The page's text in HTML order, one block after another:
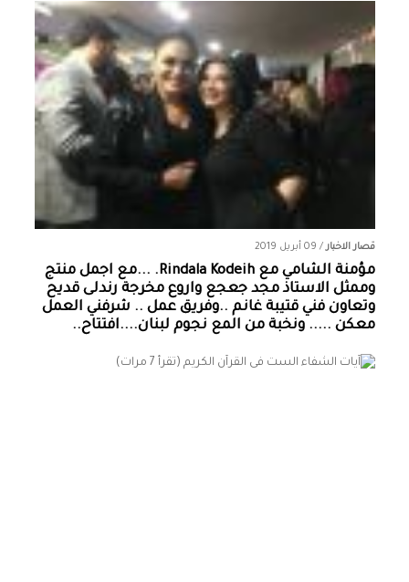
قصار الاخبار/ 09 أبريل 2019
مؤمنة الشامي‏ مع ‏‎Rindala Kodeih‎‏. ...مع اجمل منتج
وممثل الاستاذ مجد جعجع واروع مخرجة رندلى قديح
وتعاون فني قتيبة غانم ..وفريق عمل .. شرفني العمل
معكن ..... ونخبة من المع نجوم لبنان....افتتاح..